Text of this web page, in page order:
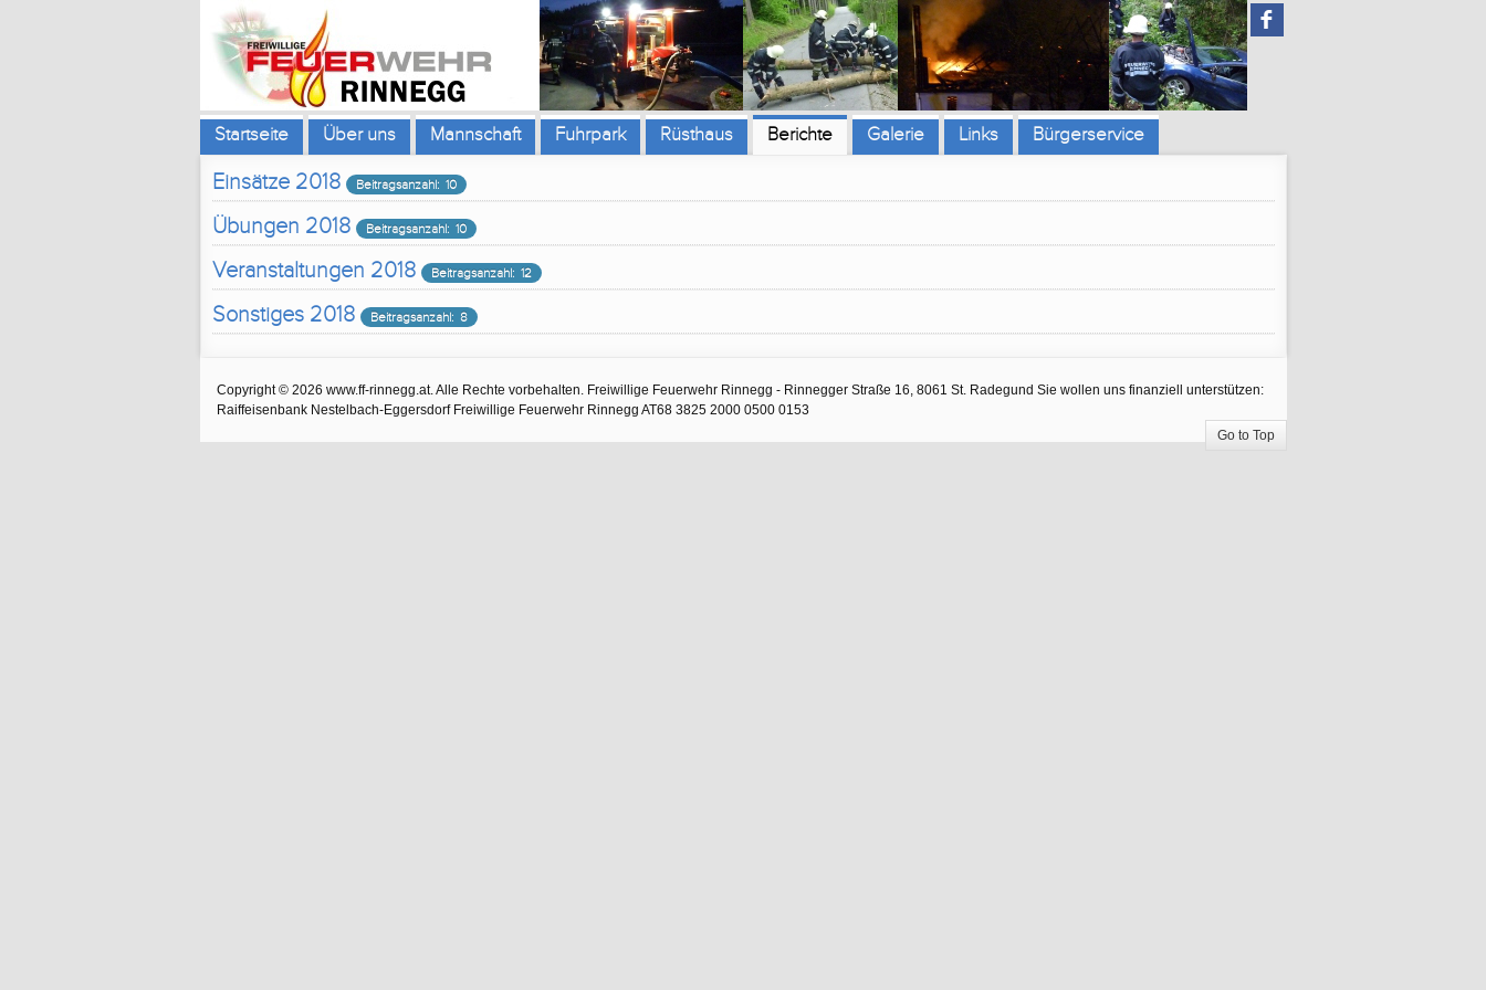
F
Startseite Über uns Mannschaft Fuhrpark Rüsthaus Berichte Galerie Links Bürgerservice
Einsätze 2018 Beitragsanzahl: 10
Übungen 2018 Beitragsanzahl: 10
Veranstaltungen 2018 Beitragsanzahl: 12
Sonstiges 2018 Beitragsanzahl: 8
Copyright © 2026 www.ff-rinnegg.at. Alle Rechte vorbehalten. Freiwillige Feuerwehr Rinnegg - Rinnegger Straße 16, 8061 St. Radegund Sie wollen uns finanziell unterstützen:
Raiffeisenbank Nestelbach-Eggersdorf Freiwillige Feuerwehr Rinnegg AT68 3825 2000 0500 0153
Go to Top